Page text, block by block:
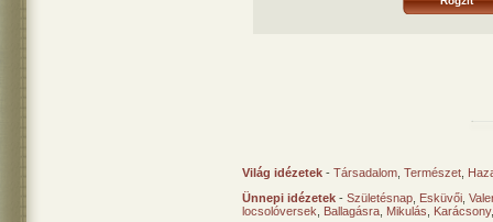
Világ idézetek - Társadalom Természet
Ünnepi idézetek - Születésnap Esküvői
locsolóversek
Ballagásra Mikulás Karácsony